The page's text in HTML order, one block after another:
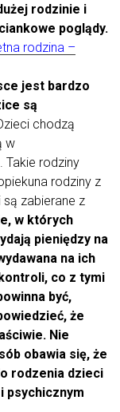
rodzinie i
poglądy.
rodzina –
jest bardzo
są
chodzą
w
Takie rodziny
rodziny z
są zabierane z
w których
pieniędzy na
na ich
co z tymi
być,
że
Nie
obawia się, że
rodzenia dzieci
psychicznym